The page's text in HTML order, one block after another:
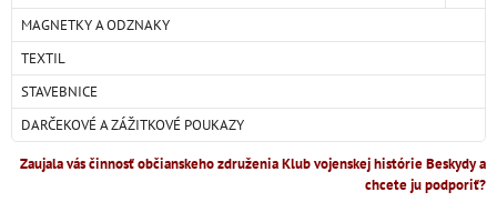
MAGNETKY A ODZNAKY
TEXTIL
STAVEBNICE
DARČEKOVÉ A ZÁŽITKOVÉ POUKAZY
Zaujala vás činnosť občianskeho združenia Klub vojenskej histórie Beskydy a
chcete ju podporiť?